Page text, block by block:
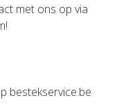
met ons op via
bestekservice.be